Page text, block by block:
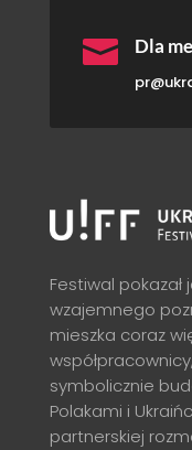
 Dla
Festiwal
wzajemnego
mieszka coraz
symbolicznie
Polakami i
partnerskiej